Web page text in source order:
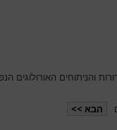
והניתוחים האורולוגים
הבא >>